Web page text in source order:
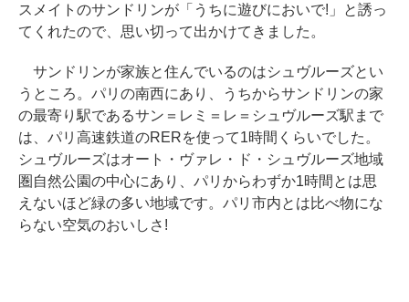
スメイトのサンドリンが「うちに遊びにおいで!」と誘っ
てくれたので、思い切って出かけてきました。
サンドリンが家族と住んでいるのはシュヴルーズとい
うところ。パリの南西にあり、うちからサンドリンの家
の最寄り駅であるサン＝レミ＝レ＝シュヴルーズ駅まで
は、パリ高速鉄道のRERを使って1時間くらいでした。
シュヴルーズはオート・ヴァレ・ド・シュヴルーズ地域
圏自然公園の中心にあり、パリからわずか1時間とは思
えないほど緑の多い地域です。パリ市内とは比べ物にな
らない空気のおいしさ!